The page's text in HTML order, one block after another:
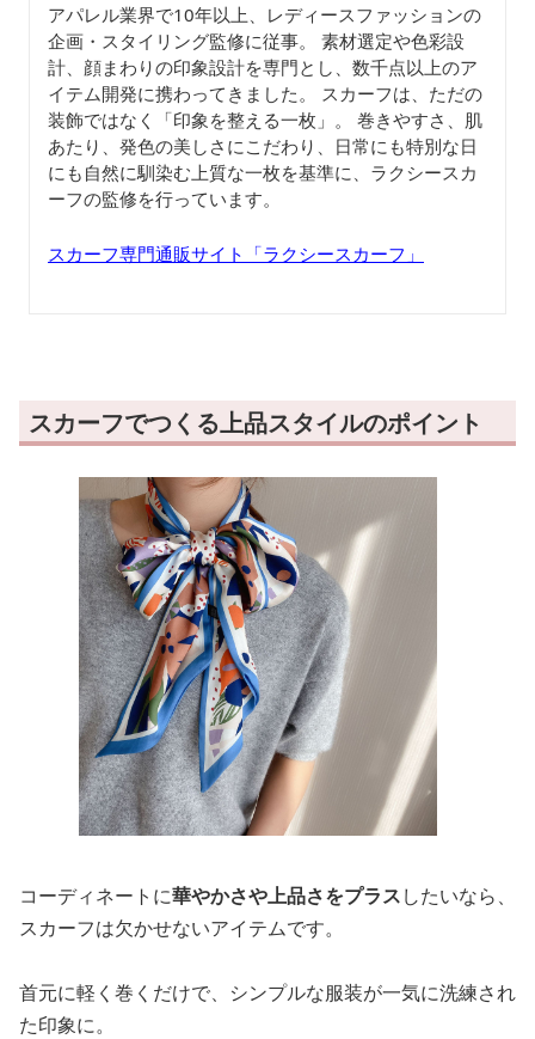
アパレル業界で10年以上、レディースファッションの
企画・スタイリング監修に従事。 素材選定や色彩設
計、顔まわりの印象設計を専門とし、数千点以上のア
イテム開発に携わってきました。 スカーフは、ただの
装飾ではなく「印象を整える一枚」。 巻きやすさ、肌
あたり、発色の美しさにこだわり、日常にも特別な日
にも自然に馴染む上質な一枚を基準に、ラクシースカ
ーフの監修を行っています。
スカーフ専門通販サイト「ラクシースカーフ」
スカーフでつくる上品スタイルのポイント
コーディネートに華やかさや上品さをプラスしたいなら、
スカーフは欠かせないアイテムです。
首元に軽く巻くだけで、シンプルな服装が一気に洗練され
た印象に。